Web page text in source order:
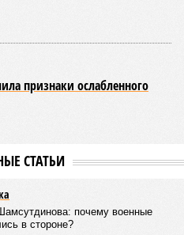
признаки ослабленного
СТАТЬИ
почему военные
в стороне?